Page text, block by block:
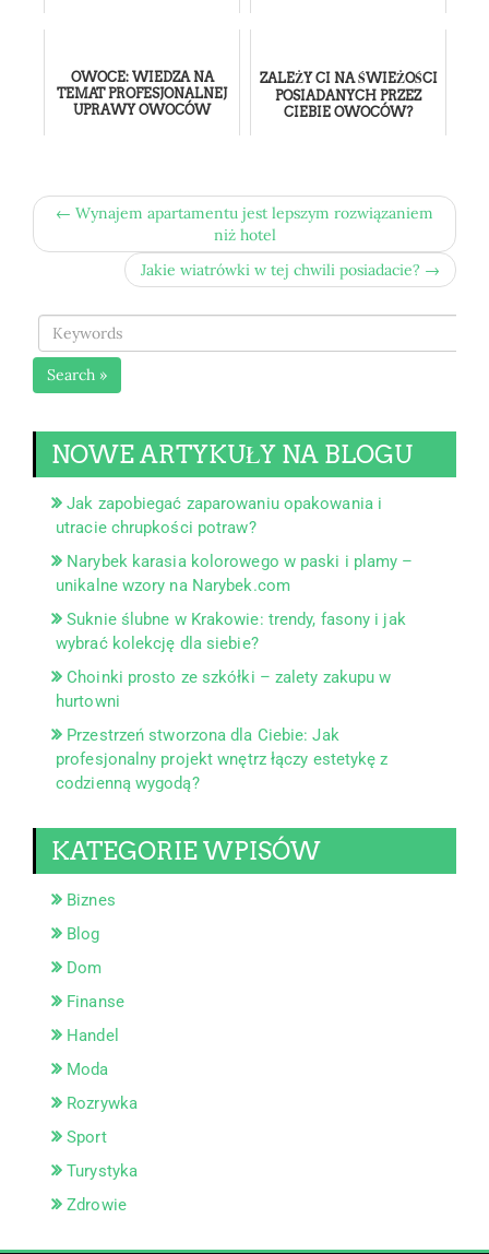
OWOCE: WIEDZA NA
TEMAT PROFESJONALNEJ
UPRAWY OWOCÓW
ZALEŻY CI NA ŚWIEŻOŚCI
POSIADANYCH PRZEZ
CIEBIE OWOCÓW?
← Wynajem apartamentu jest lepszym rozwiązaniem
niż hotel
Jakie wiatrówki w tej chwili posiadacie? →
Search »
NOWE ARTYKUŁY NA BLOGU
Jak zapobiegać zaparowaniu opakowania i
utracie chrupkości potraw?
Narybek karasia kolorowego w paski i plamy –
unikalne wzory na Narybek.com
Suknie ślubne w Krakowie: trendy, fasony i jak
wybrać kolekcję dla siebie?
Choinki prosto ze szkółki – zalety zakupu w
hurtowni
Przestrzeń stworzona dla Ciebie: Jak
profesjonalny projekt wnętrz łączy estetykę z
codzienną wygodą?
KATEGORIE WPISÓW
Biznes
Blog
Dom
Finanse
Handel
Moda
Rozrywka
Sport
Turystyka
Zdrowie